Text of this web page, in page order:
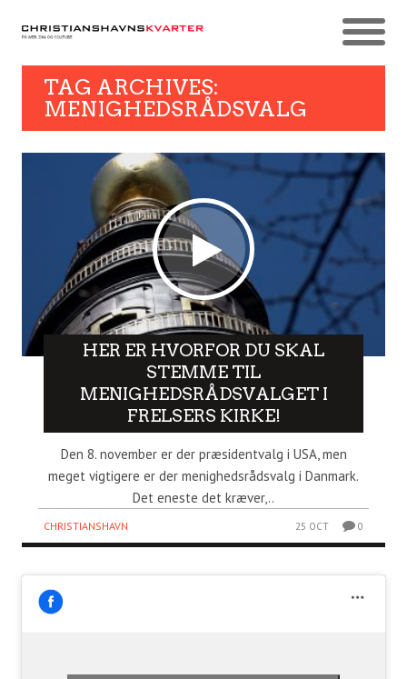
TAG ARCHIVES:
MENIGHEDSRÅDSVALG
HER ER HVORFOR DU SKAL
STEMME TIL
MENIGHEDSRÅDSVALGET I
FRELSERS KIRKE!
Den 8. november er der præsidentvalg i USA, men
meget vigtigere er der menighedsrådsvalg i Danmark.
Det eneste det kræver,..
CHRISTIANSHAVN 25 OCT 0